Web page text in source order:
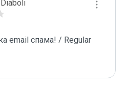
email спама! / Regular